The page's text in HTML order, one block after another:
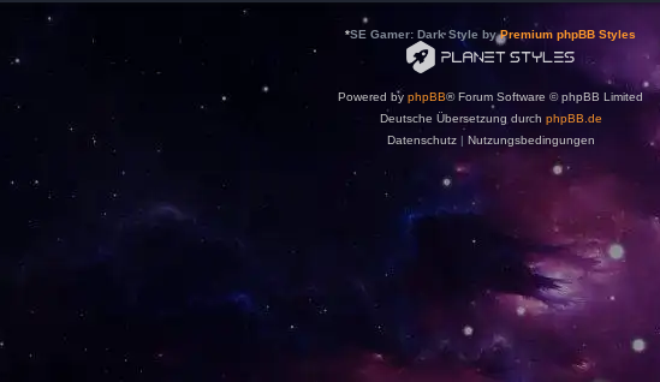
*SE Gamer: Dark Style byPremium phpBB Styles
Powered by phpBB® Forum Software © phpBB Limited
Deutsche Übersetzung durch phpBB.de
Datenschutz| Nutzungsbedingungen